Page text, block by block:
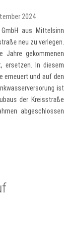
2024
aus Mittelsinn
neu zu verlegen.
Jahre gekommenen
ersetzen. In diesem
erneuert und auf den
ist
der Kreisstraße
abgeschlossen